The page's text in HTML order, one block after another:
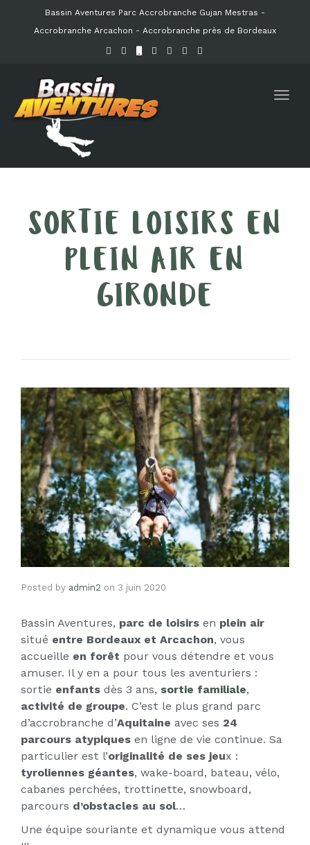
Bassin Aventures Parc Accrobranche Gujan Mestras -
Accrobranche Arcachon - Accrobranche près de Bordeaux
SORTIE LOISIRS EN
PLEIN AIR EN
GIRONDE
Posted by admin2 on 3 juin 2020
Bassin Aventures, parc de loisirs en plein air
situé entre Bordeaux et Arcachon, vous
accueille en forêt pour vous détendre et vous
amuser. Il y en a pour tous les aventuriers :
sortie enfants dès 3 ans, sortie familiale,
activité de groupe. C’est le plus grand parc
d’accrobranche d’Aquitaine avec ses 24
parcours atypiques en ligne de vie continue. Sa
particulier est l’originalité de ses jeux :
tyroliennes géantes, wake-board, bateau, vélo,
cabanes perchées, trottinette, snowboard,
parcours d’obstacles au sol…
Une équipe souriante et dynamique vous attend